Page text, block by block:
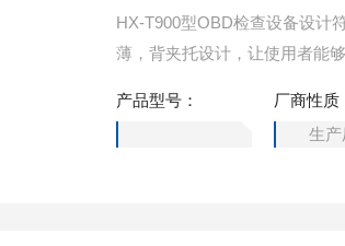
HX-T900型OBD检查设备设计
薄，背夹托设计，让使用者能
产品型号：
厂商性质
生产